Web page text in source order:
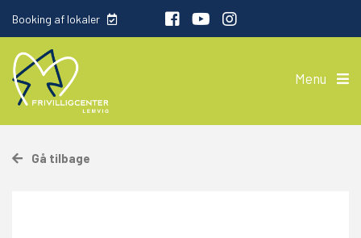
Booking af lokaler
Menu
Gå tilbage